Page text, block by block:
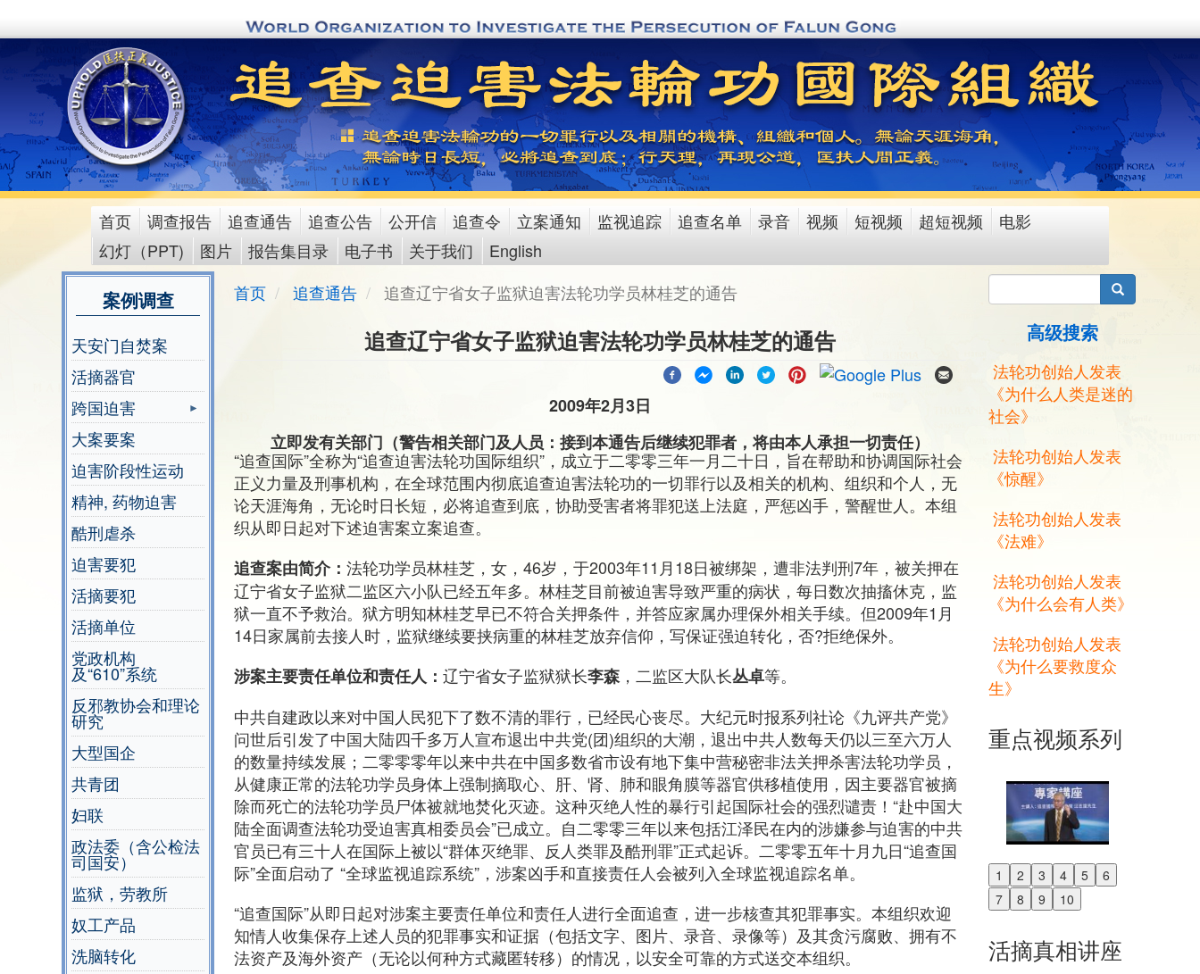
to
content
main
menu
首页 调查报告 追查通告 追查公告 公开信 追查令 立案通知 监视追踪 追查名单 录音 视频 短视频 超短视频
电影
幻灯（PPT)
图片 报告集目录 电子书 关于我们 English
案例调查
天安门自焚案
活摘器官
跨国迫害
大案要案
迫害阶段性运动
精神, 药物迫害
酷刑虐杀
迫害要犯
活摘要犯
活摘单位
党政机构
及“610”系统
反邪教协会和理论
研究
大型国企
共青团
妇联
政法委（含公检法
司国安）
监狱，劳教所
奴工产品
洗脑转化
首页 追查通告 追查辽宁省女子监狱迫害法轮功学员林桂芝的通告
追查辽宁省女子监狱迫害法轮功学员林桂芝的通告
2009年2月3日
立即发有关部门（警告相关部门及人员：接到本通告后继续犯罪者，将由本人承担一切责任）
“追查国际”全称为“追查迫害法轮功国际组织”，成立于二零零三年一月二十日，旨在帮助和协调国际社会
正义力量及刑事机构，在全球范围内彻底追查迫害法轮功的一切罪行以及相关的机构、组织和个人，无
论天涯海角，无论时日长短，必将追查到底，协助受害者将罪犯送上法庭，严惩凶手，警醒世人。本组
织从即日起对下述迫害案立案追查。
追查案由简介： 法轮功学员林桂芝，女，46岁，于2003年11月18日被绑架，遭非法判刑7年，被关押在
辽宁省女子监狱二监区六小队已经五年多。林桂芝目前被迫害导致严重的病状，每日数次抽搐休克，监
狱一直不予救治。狱方明知林桂芝早已不符合关押条件，并答应家属办理保外相关手续。但2009年1月
14日家属前去接人时，监狱继续要挟病重的林桂芝放弃信仰，写保证强迫转化，否?拒绝保外。
涉案主要责任单位和责任人： 辽宁省女子监狱狱长李森 ，二监区大队长丛卓等。
中共自建政以来对中国人民犯下了数不清的罪行，已经民心丧尽。大纪元时报系列社论《九评共产党》
问世后引发了中国大陆四千多万人宣布退出中共党(团)组织的大潮，退出中共人数每天仍以三至六万人
的数量持续发展；二零零零年以来中共在中国多数省市设有地下集中营秘密非法关押杀害法轮功学员，
从健康正常的法轮功学员身体上强制摘取心、肝、肾、肺和眼角膜等器官供移植使用，因主要器官被摘
除而死亡的法轮功学员尸体被就地焚化灭迹。这种灭绝人性的暴行引起国际社会的强烈谴责！“赴中国大
陆全面调查法轮功受迫害真相委员会”已成立。自二零零三年以来包括江泽民在内的涉嫌参与迫害的中共
官员已有三十人在国际上被以“群体灭绝罪、反人类罪及酷刑罪”正式起诉。二零零五年十月九日“追查国
际”全面启动了 “全球监视追踪系统”，涉案凶手和直接责任人会被列入全球监视追踪名单。
“追查国际”从即日起对涉案主要责任单位和责任人进行全面追查，进一步核查其犯罪事实。本组织欢迎
知情人收集保存上述人员的犯罪事实和证据（包括文字、图片、录音、录像等）及其贪污腐败、拥有不
法资产及海外资产（无论以何种方式藏匿转移）的情况，以安全可靠的方式送交本组织。
搜索
高级搜索
法轮功创始人发表
《为什么人类是迷的
社会》
法轮功创始人发表
《惊醒》
法轮功创始人发表
《法难》
法轮功创始人发表
《为什么会有人类》
法轮功创始人发表
《为什么要救度众
生》
重点视频系列
1 2 3 4 5
6
7
8 9 10
Previous
Next
活摘真相讲座